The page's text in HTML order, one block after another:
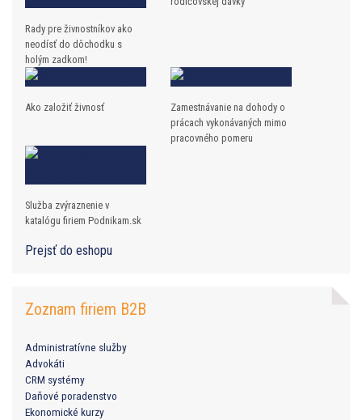
Rady pre živnostníkov ako
neodísť do dôchodku s
holým zadkom!
Ako založiť živnosť
Zamestnávanie na dohody o
prácach vykonávaných mimo
pracovného pomeru
Služba zvýraznenie v
katalógu firiem Podnikam.sk
Prejsť do eshopu
Zoznam firiem B2B
Administratívne služby
Advokáti
CRM systémy
Daňové poradenstvo
Ekonomické kurzy